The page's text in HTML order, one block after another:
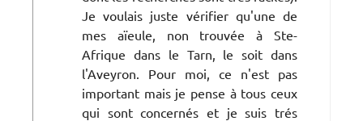
Je voulais juste vérifier qu'une de
mes aïeule, non trouvée à Ste-
Afrique dans le Tarn, le soit dans
l'Aveyron. Pour moi, ce n'est pas
important mais je pense à tous ceux
qui sont concernés et je suis trés